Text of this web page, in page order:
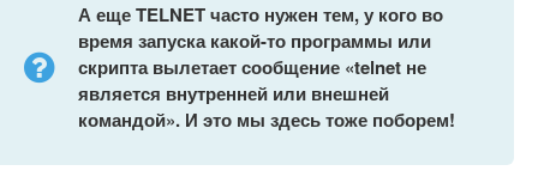
А ещеTELNET часто нужен тем, у кого во
время запуска какой-то программы или
скрипта вылетает сообщение «telnet не
является внутренней или внешней
командой». И это мы здесь тоже поборем!